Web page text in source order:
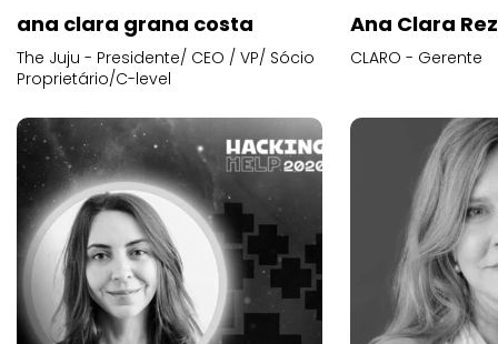
ana clara grana costa
The Juju - Presidente/ CEO / VP/ Sócio
Proprietário/C-level
Ana Clara
CLARO - Gerente